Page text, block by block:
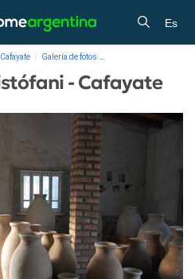
Es
Galería de fotos
- Cafayate